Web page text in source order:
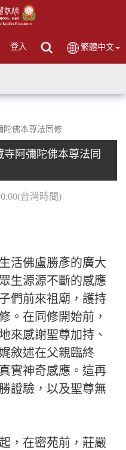
登入 繁體中文
陀佛本尊法同修
阿彌陀佛本尊法同
台灣時間)
活佛盧勝彥的廣大
生源源不斷的感應
們前來祖廟，護持
。在同修開始前，
來感謝聖尊加持、
敘述在父親臨終
實神奇感應。這再
證驗，以及聖尊無
，在密苑前，莊嚴